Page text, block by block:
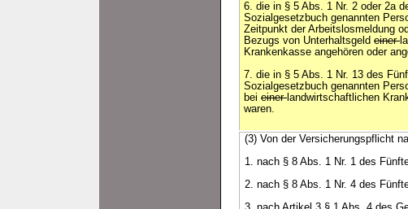
6. die in § 5 Abs. 1 Nr. 2 oder 2a
Sozialgesetzbuch genannten
Zeitpunkt der Arbeitslosmeldung
Bezugs von Unterhaltsgeld einer
Krankenkasse angehören oder
7. die in § 5 Abs. 1 Nr. 13 des
Sozialgesetzbuch genannten
bei einer landwirtschaftlichen
waren.
(3) Von der Versicherungspflicht
1. nach § 8 Abs. 1 Nr. 1 des
2. nach § 8 Abs. 1 Nr. 4 des